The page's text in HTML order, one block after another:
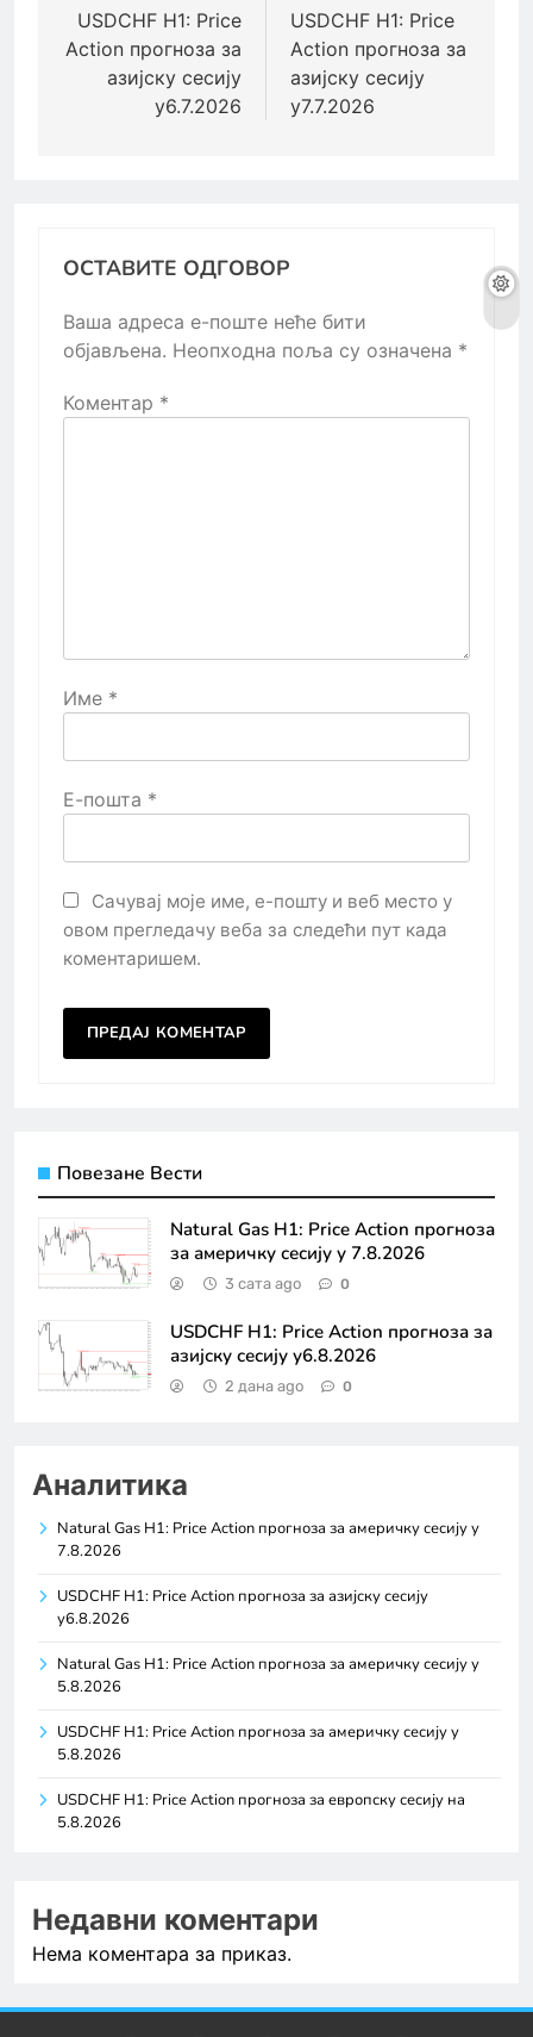
чланка
USDCHF H1: Price
Action прогноза за
азијску сесију
у6.7.2026
USDCHF H1: Price
Action прогноза за
азијску сесију
у7.7.2026
ОСТАВИТЕ ОДГОВОР
Ваша адреса е-поште неће бити
објављена. Неопходна поља су означена *
Коментар *
Име *
Е-пошта *
Сачувај моје име, е-пошту и веб место у
овом прегледачу веба за следећи пут када
коментаришем.
Повезане Вести
Natural Gas H1: Price Action прогноза
за америчку сесију у 7.8.2026
3 сата ago 0
USDCHF H1: Price Action прогноза за
азијску сесију у6.8.2026
2 дана ago 0
Аналитика
Natural Gas H1: Price Action прогноза за америчку сесију у
7.8.2026
USDCHF H1: Price Action прогноза за азијску сесију
у6.8.2026
Natural Gas H1: Price Action прогноза за америчку сесију у
5.8.2026
USDCHF H1: Price Action прогноза за америчку сесију у
5.8.2026
USDCHF H1: Price Action прогноза за европску сесију на
5.8.2026
Недавни коментари
Нема коментара за приказ.